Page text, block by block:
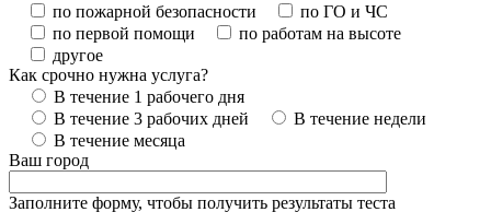
по пожарной безопасности
по ГО и ЧС
по первой помощи
по работам на высоте
другое
Как срочно нужна услуга?
В течение 1 рабочего дня
В течение 3 рабочих дней
В течение недели
В течение месяца
Ваш город
Заполните форму, чтобы получить результаты теста